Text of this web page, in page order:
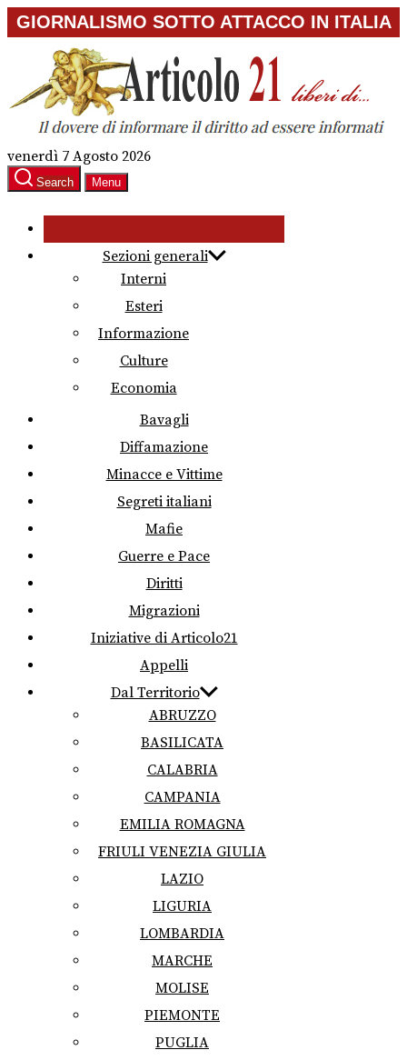
Skip
to
content
GIORNALISMO SOTTO ATTACCO IN ITALIA
venerdì 7 Agosto 2026
Search Menu
Sezioni generali
Interni
Esteri
Informazione
Culture
Economia
Bavagli
Diffamazione
Minacce e Vittime
Segreti italiani
Mafie
Guerre e Pace
Diritti
Migrazioni
Iniziative di Articolo21
Appelli
Dal Territorio
ABRUZZO
BASILICATA
CALABRIA
CAMPANIA
EMILIA ROMAGNA
FRIULI VENEZIA GIULIA
LAZIO
LIGURIA
LOMBARDIA
MARCHE
MOLISE
PIEMONTE
PUGLIA